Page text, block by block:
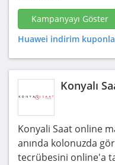
Kampanyayı Göster
Huawei indirim
Konyalı
Konyali Saat online
anında kolonuzda
tecrübesini online'a